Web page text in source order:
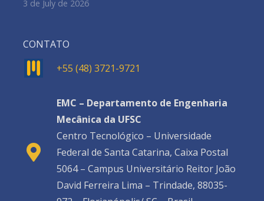
3 de July de 2026
CONTATO
+55 (48) 3721-9721
EMC – Departamento de Engenharia
Mecânica da UFSC
Centro Tecnológico – Universidade
Federal de Santa Catarina, Caixa Postal
5064 – Campus Universitário Reitor João
David Ferreira Lima – Trindade, 88035-